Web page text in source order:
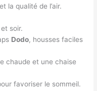
la qualité de l’air.
soir.
Dodo, housses faciles
chaude et une chaise
favoriser le sommeil.